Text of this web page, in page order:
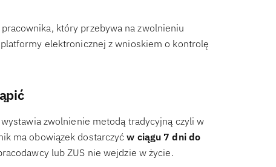
który przebywa na zwolnieniu
elektronicznej z wnioskiem o kontrolę
zwolnienie metodą tradycyjną czyli w
ma obowiązek dostarczyćw ciągu 7 dni do
lub ZUS nie wejdzie w życie.